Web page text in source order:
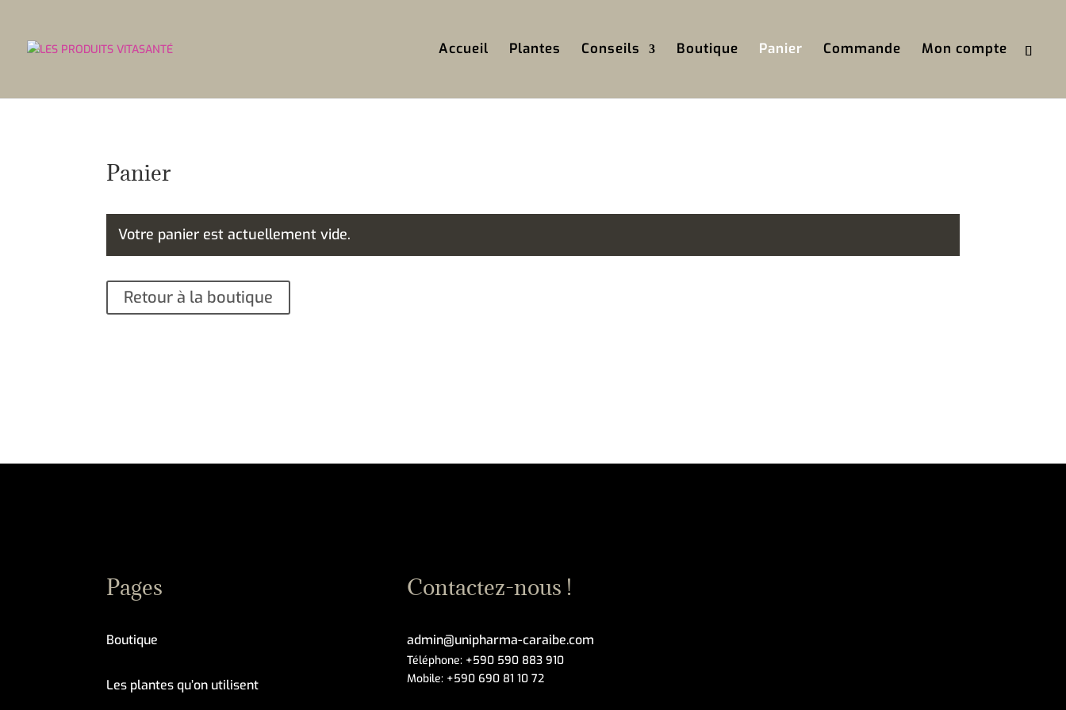
Accueil Plantes Conseils Boutique Panier Commande Mon compte
Panier
Votre panier est actuellement vide.
Retour à la boutique
Pages
Boutique
Les plantes qu’on utilisent
Contactez-nous !
admin@unipharma-caraibe.com
Téléphone: +590 590 883 910
Mobile: +590 690 81 10 72